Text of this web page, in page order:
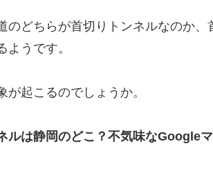
のどちらが首切りトンネルなのか
ようです。
起こるのでしょうか。
ルは静岡のどこ？不気味なGoogle